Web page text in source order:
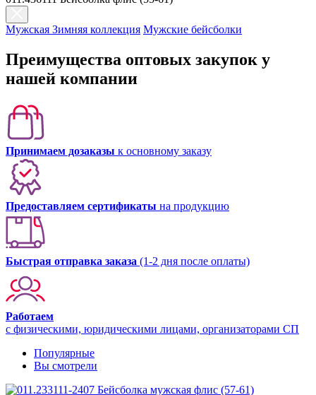
Мужская Зимняя коллекция Мужские бейсболки
Преимущества оптовых закупок у
нашей компании
Принимаем дозаказы к основному заказу
Предоставляем сертификаты на продукцию
Быстрая отправка заказа (1-2 дня после оплаты)
Работаем
с физическими, юридическими лицами, организаторами СП
Популярные
Вы смотрели